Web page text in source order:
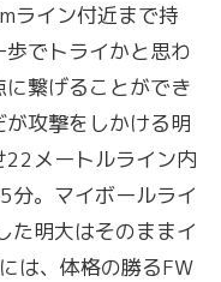
ライン付近まで持
でトライかと思わ
繋げることができ
攻撃をしかける明
22メートルライン内
分。マイボールライ
た明大はそのままイ
は、体格の勝るFW